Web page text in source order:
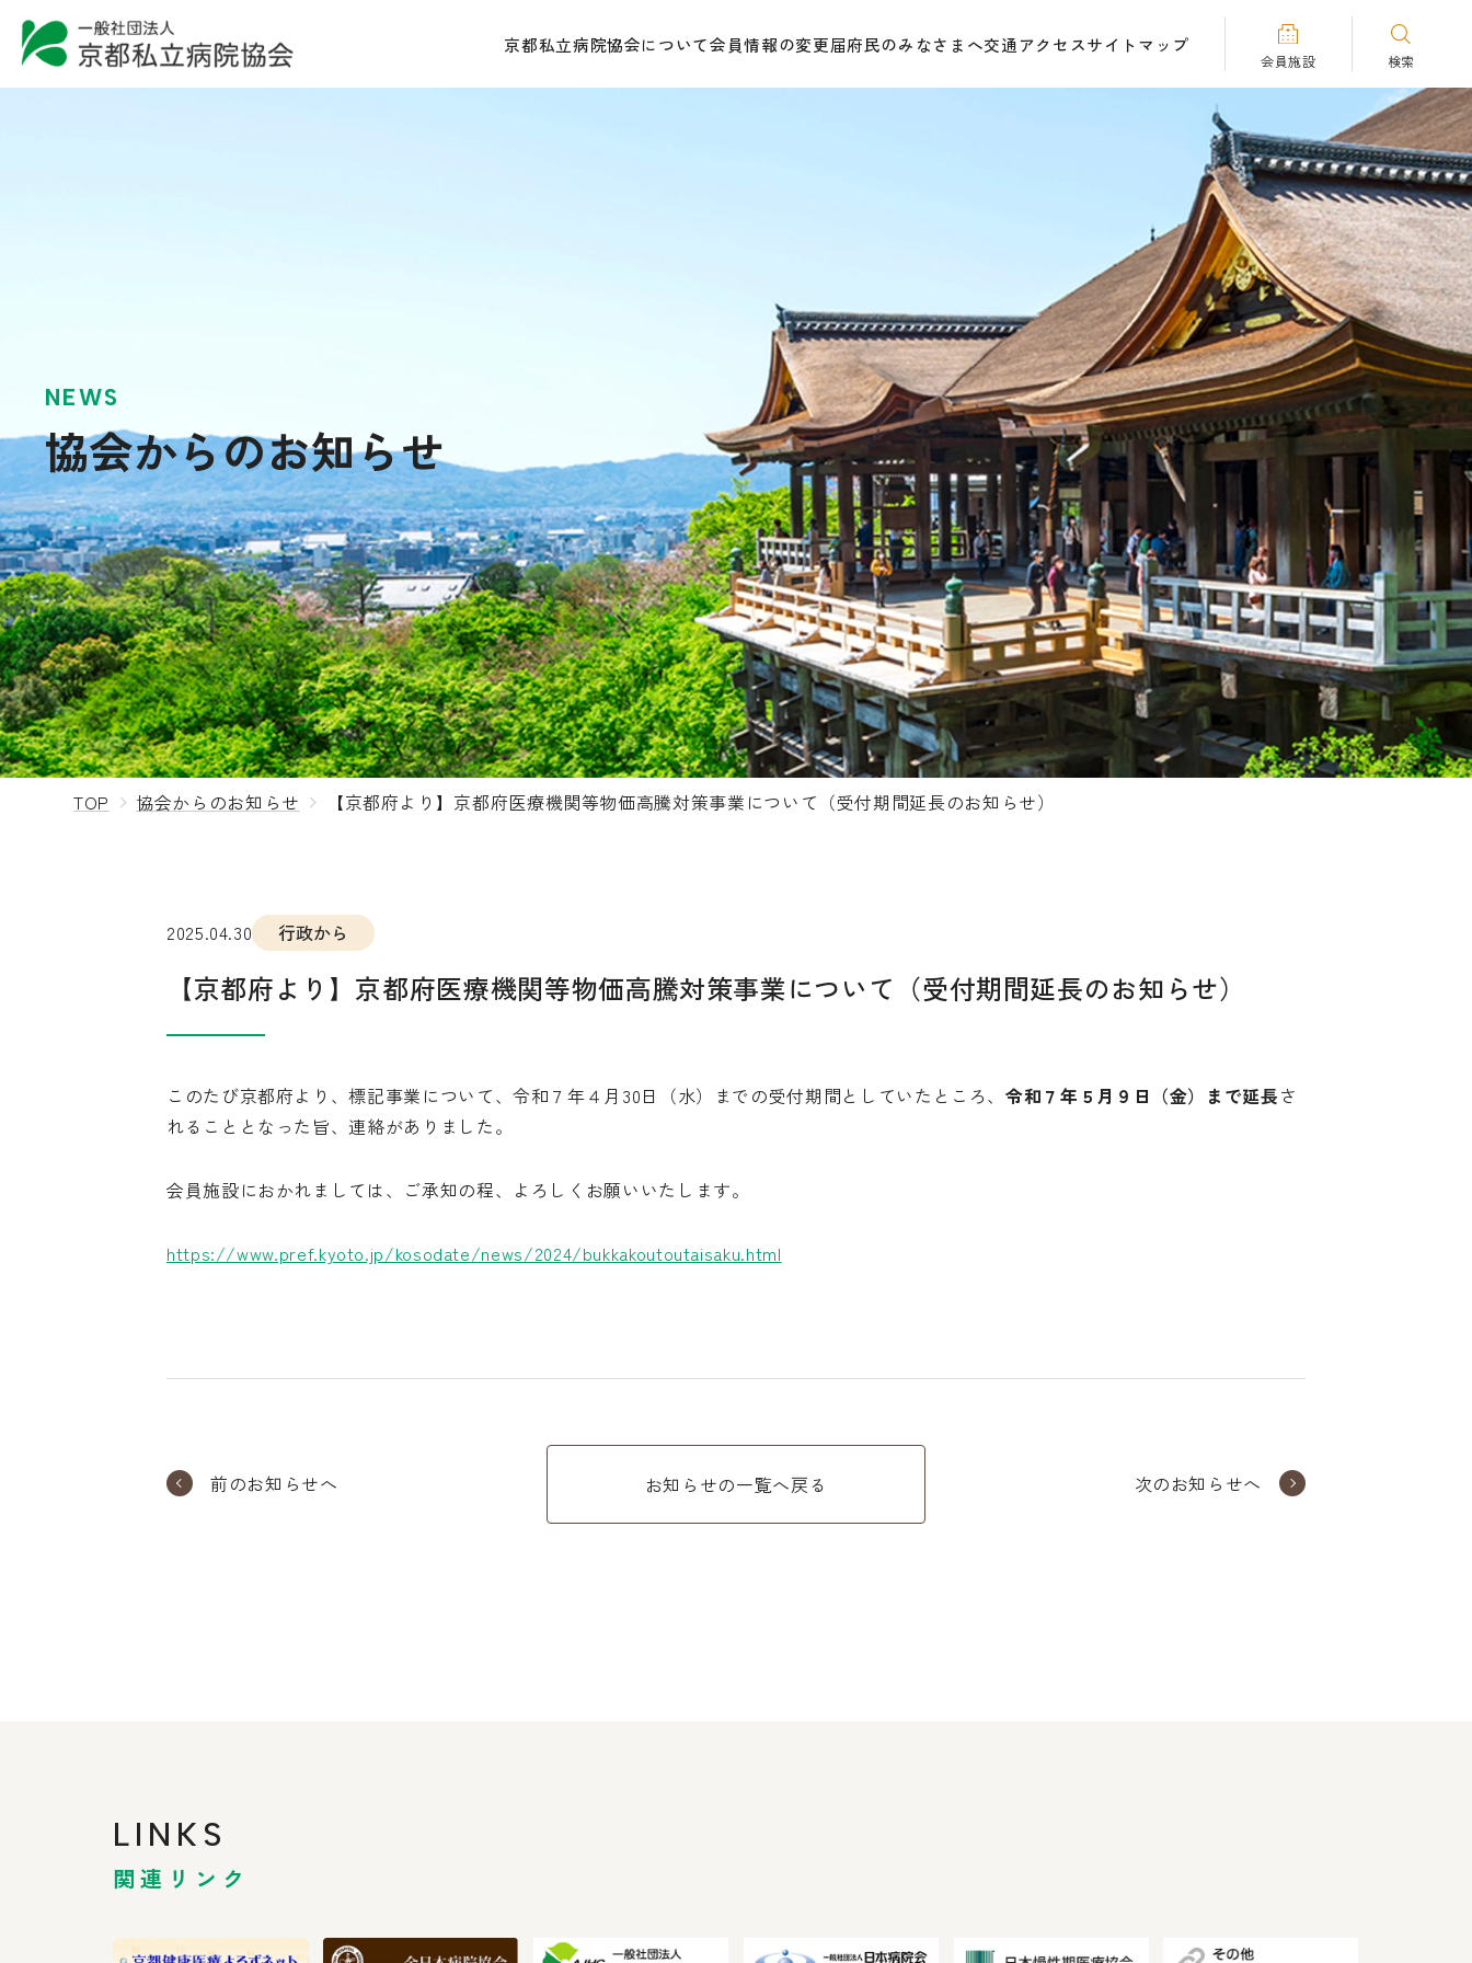
京都私立病院協会について会員情報の変更届府民のみなさまへ交通アクセスサイトマップ
会員施設 検索
NEWS
協会からのお知らせ
TOP 協会からのお知らせ 【京都府より】京都府医療機関等物価高騰対策事業について（受付期間延長のお知らせ）
2025.04.30 行政から
【京都府より】京都府医療機関等物価高騰対策事業について（受付期間延長のお知らせ）
このたび京都府より、標記事業について、令和７年４月30日（水）までの受付期間としていたところ、令和７年５月９日（金）まで延長さ
れることとなった旨、連絡がありました。
会員施設におかれましては、ご承知の程、よろしくお願いいたします。
https://www.pref.kyoto.jp/kosodate/news/2024/bukkakoutoutaisaku.html
前のお知らせへ お知らせの一覧へ戻る 次のお知らせへ
LINKS
関連リンク